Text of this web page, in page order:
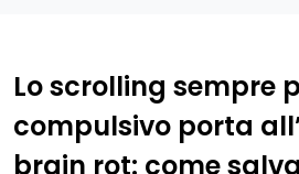
Lo scrolling sempre
compulsivo porta
brain rot: come